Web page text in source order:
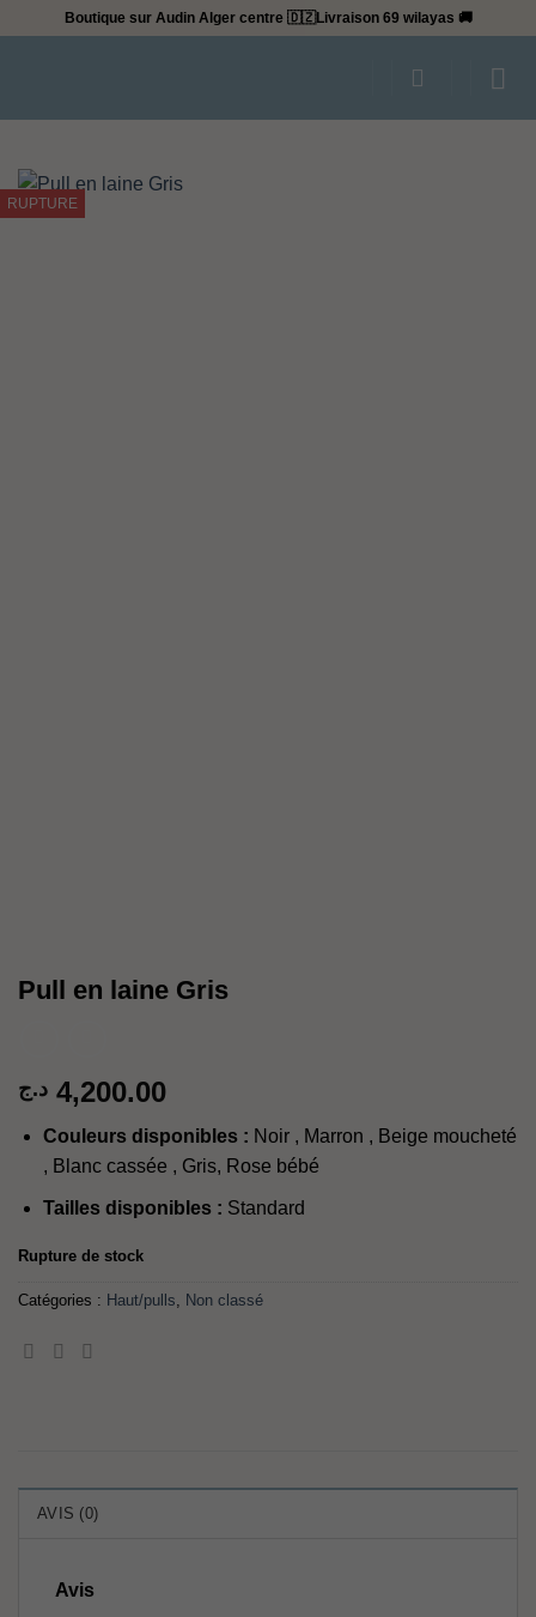
Boutique sur Audin Alger centre 🇩🇿Livraison 69 wilayas 🚚
RUPTURE
Pull en laine Gris
4,200.00 د.ج
Couleurs disponibles : Noir , Marron , Beige moucheté
, Blanc cassée , Gris, Rose bébé
Tailles disponibles : Standard
Rupture de stock
Catégories : Haut/pulls, Non classé
AVIS (0)
Avis